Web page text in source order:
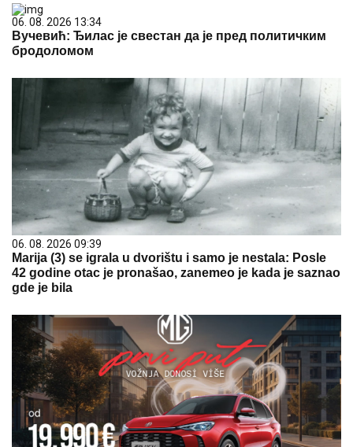
06. 08. 2026 13:34
Вучевић: Ђилас је свестан да је пред политичким
бродоломом
06. 08. 2026 09:39
Marija (3) se igrala u dvorištu i samo je nestala: Posle
42 godine otac je pronašao, zanemeo je kada je saznao
gde je bila